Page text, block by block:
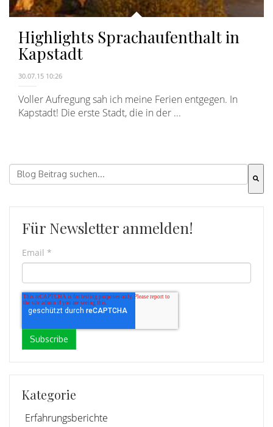
Highlights Sprachaufenthalt in
Kapstadt
30.07.15 10:26
Voller Aufregung sah ich meine Ferien entgegen. In
Kapstadt! Die erste Stadt, die in der ...
Dies ist ein Suchfeld mit einer automatischen
Für Newsletter anmelden!
Email *
Kategorie
Erfahrungsberichte